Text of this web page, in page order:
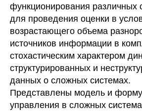
функционирования различных
для проведения оценки в
возрастающего объема
источников информации в
стохастическим характером
структурированных и
данных о сложных системах.
Представлены модель и
управления в сложных